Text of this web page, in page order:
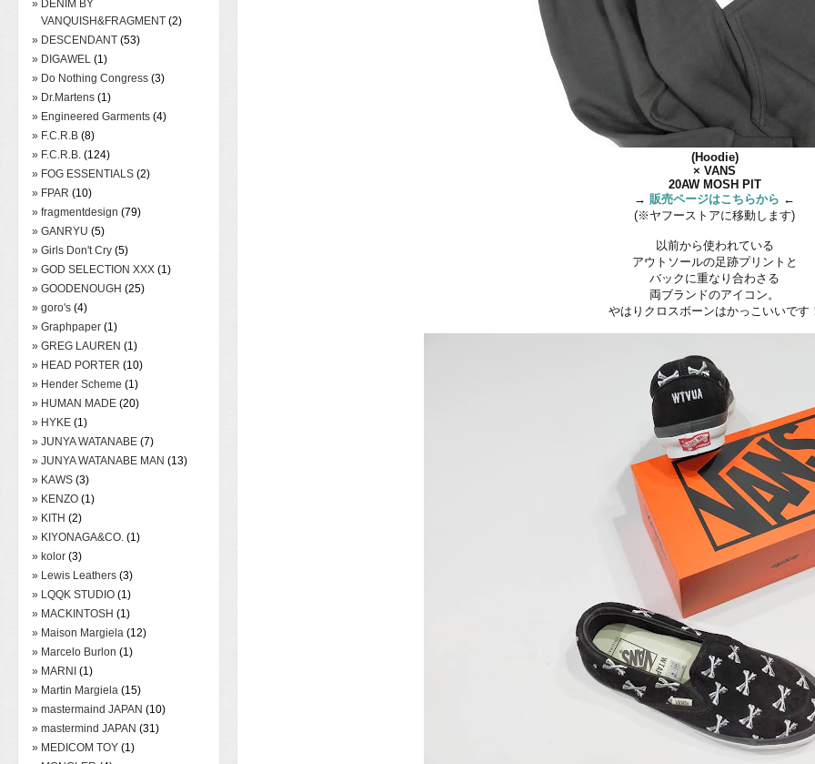
» DENIM BY
VANQUISH&FRAGMENT (2)
» DESCENDANT (53)
» DIGAWEL (1)
» Do Nothing Congress (3)
» Dr.Martens (1)
» Engineered Garments (4)
» F.C.R.B (8)
» F.C.R.B. (124)
» FOG ESSENTIALS (2)
» FPAR (10)
» fragmentdesign (79)
» GANRYU (5)
» Girls Don't Cry (5)
» GOD SELECTION XXX (1)
» GOODENOUGH (25)
» goro's (4)
» Graphpaper (1)
» GREG LAUREN (1)
» HEAD PORTER (10)
» Hender Scheme (1)
» HUMAN MADE (20)
» HYKE (1)
» JUNYA WATANABE (7)
» JUNYA WATANABE MAN (13)
» KAWS (3)
» KENZO (1)
» KITH (2)
» KIYONAGA&CO. (1)
» kolor (3)
» Lewis Leathers (3)
» LQQK STUDIO (1)
» MACKINTOSH (1)
» Maison Margiela (12)
» Marcelo Burlon (1)
» MARNI (1)
» Martin Margiela (15)
» mastermaind JAPAN (10)
» mastermind JAPAN (31)
» MEDICOM TOY (1)
(Hoodie)
× VANS
20AW MOSH PIT
→販売ページはこちらから ←
(※ヤフーストアに移動します)
以前から使われている
アウトソールの足跡プリントと
バックに重なり合わさる
両ブランドのアイコン。
やはりクロスボーンはかっこいいです